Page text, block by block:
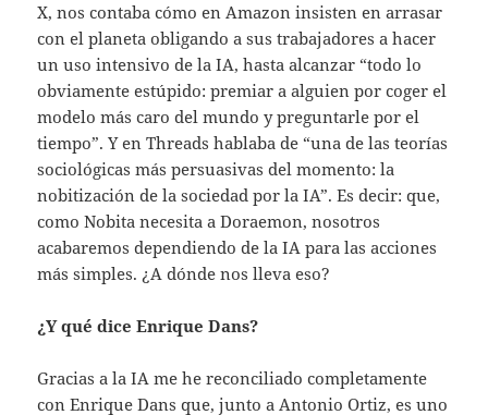
X, nos contaba cómo en Amazon insisten en arrasar
con el planeta obligando a sus trabajadores a hacer
un uso intensivo de la IA, hasta alcanzar “todo lo
obviamente estúpido: premiar a alguien por coger el
modelo más caro del mundo y preguntarle por el
tiempo”. Y en Threads hablaba de “una de las teorías
sociológicas más persuasivas del momento: la
nobitización de la sociedad por la IA”. Es decir: que,
como Nobita necesita a Doraemon, nosotros
acabaremos dependiendo de la IA para las acciones
más simples. ¿A dónde nos lleva eso?
¿Y qué dice Enrique Dans?
Gracias a la IA me he reconciliado completamente
con Enrique Dans que, junto a Antonio Ortiz, es uno